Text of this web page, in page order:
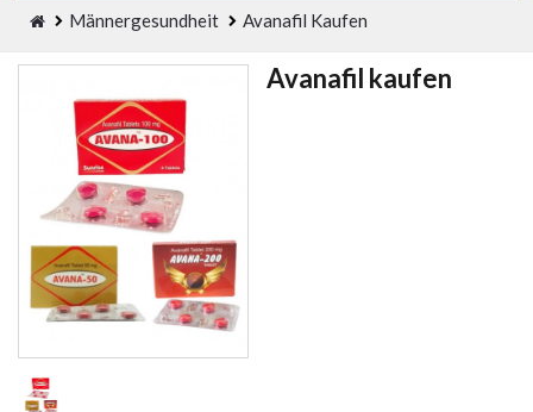
Männergesundheit Avanafil Kaufen
Avanafil kaufen